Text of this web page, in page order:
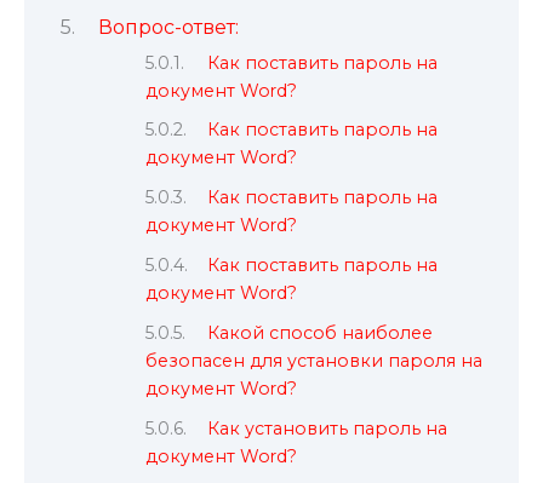
Вопрос-ответ:
Как поставить пароль на
документ Word?
Как поставить пароль на
документ Word?
Как поставить пароль на
документ Word?
Как поставить пароль на
документ Word?
Какой способ наиболее
безопасен для установки пароля на
документ Word?
Как установить пароль на
документ Word?